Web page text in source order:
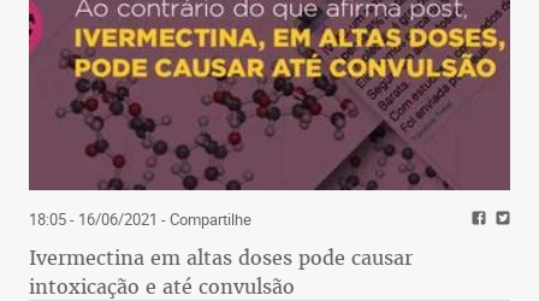
18:05 - 16/06/2021 - Compartilhe
Ivermectina em altas doses pode causar
intoxicação e até convulsão